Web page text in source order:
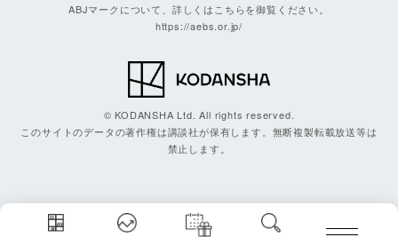
ABJマークについて、詳しくはこちらを御覧ください。
https://aebs.or.jp/
© KODANSHA Ltd. All rights reserved.
このサイトのデータの著作権は講談社が保有します。無断複製転載放送等は
禁止します。